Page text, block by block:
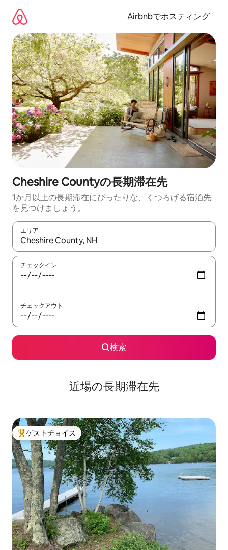
Airbnbでホスティング
Cheshire Countyの長期滞在先
1か月以上の長期滞在にぴったりな、くつろげる宿泊先
を見つけましょう。
エリア
検索結果が表示されたら、上下の矢印キーを使って移動するか
チェックイン
チェックアウト
検索
近場の長期滞在先
大好評のゲストチョイスです。
ゲストチョイス